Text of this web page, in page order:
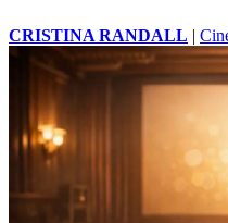
CRISTINA RANDALL |